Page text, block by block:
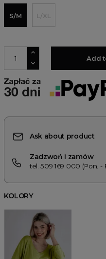
S/M L/XL
Add
Ask about product
Zadzwoń i zamów
tel. 509 169 000 (Pon. -
KOLORY